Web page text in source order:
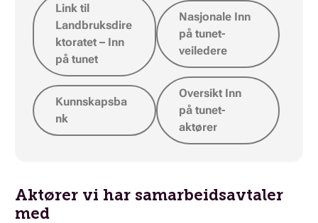
Link til
Landbruksdire
ktoratet – Inn
på tunet
Nasjonale Inn
på tunet-
veiledere
Kunnskapsba
nk
Oversikt Inn
på tunet-
aktører
Aktører vi har samarbeidsavtaler
med